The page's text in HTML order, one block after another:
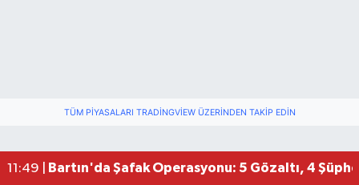
TÜM PIYASALARI TRADINGVIEW ÜZERINDEN TAKIP EDIN
11:49 | Bartın'da Şafak Operasyonu: 5 Gözaltı, 4